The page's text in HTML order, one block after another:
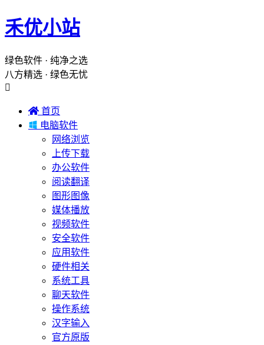
禾优小站
绿色软件 · 纯净之选
八方精选 · 绿色无忧

 首页
 电脑软件
网络浏览
上传下载
办公软件
阅读翻译
图形图像
媒体播放
视频软件
安全软件
应用软件
硬件相关
系统工具
聊天软件
操作系统
汉字输入
官方原版